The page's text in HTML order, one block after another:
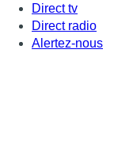
Direct tv
Direct radio
Alertez-nous